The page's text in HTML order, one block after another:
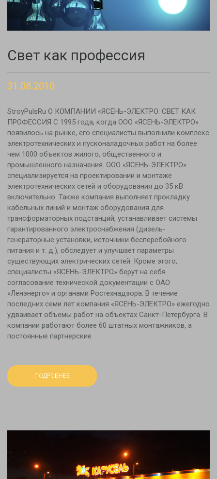
Свет как профессия
31.08.2010
StroyPulsRu О КОМПАНИИ «ЯСЕНЬ-ЭЛЕКТРО: СВЕТ КАК
ПРОФЕССИЯ С 1995 года, когда ООО «ЯСЕНЬ-ЭЛЕКТРО»
появилось на рынке, его специалисты выполнили комплекс
электротехнических и пусконаладочных работ на более
чем 1000 объектов жилого, общественного и
промышленного назначения. ООО «ЯСЕНЬ-ЭЛЕКТРО»
специализируется на проектировании и монтаже
электротехнических сетей и оборудования до 35 кВ
включительно. Также компания выполняет прокладку
кабельных линий и монтаж оборудования для
трансформаторных подстанций, устанавливает системы
гарантированного электроснабжения (дизель-
генераторные установки, источники бесперебойного
питания и т. д.), обследует и улучшает параметры
существующих электрических сетей. Кроме этого,
специалисты «ЯСЕНЬ-ЭЛЕКТРО» берут на себя
согласование технической документации с ОАО
«Ленэнерго» и органами Ростехнадзора. В течение
последних семи лет компания «ЯСЕНЬ-ЭЛЕКТРО» ежегодно
удваивает объемы работ на объектах Санкт-Петербурга. В
компании работают более 60 штатных монтажников, а
постоянные партнерские
ПОДРОБНЕЕ